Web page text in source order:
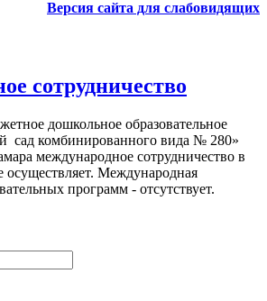
Версия сайта для слабовидящих
сотрудничество
дошкольное образовательное
сад комбинированного вида № 280»
международное сотрудничество в
осуществляет. Международная
программ - отсутствует.